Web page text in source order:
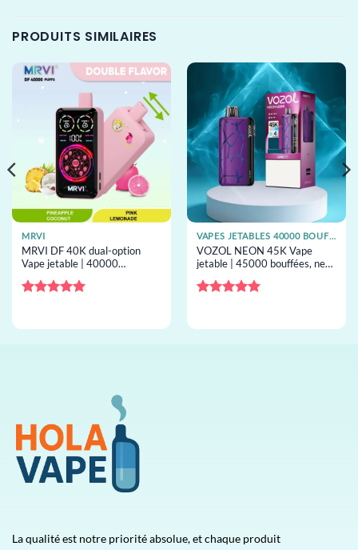
PRODUITS SIMILAIRES
MRVI
MRVI DF 40K dual-option
Vape jetable | 40000
bouffées, 2 saveurs,
résistance mesh, vape jetable
VAPES JETABLES 40000 BOUFFÉES
VOZOL NEON 45K Vape
jetable | 45000 bouffées, neon
lights, résistance mesh, vape
jetable en gros
La qualité est notre priorité absolue, et chaque produit